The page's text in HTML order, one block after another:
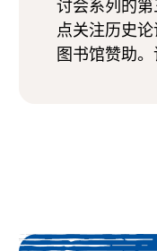
讨会系列的
点关注历史
图书馆赞助